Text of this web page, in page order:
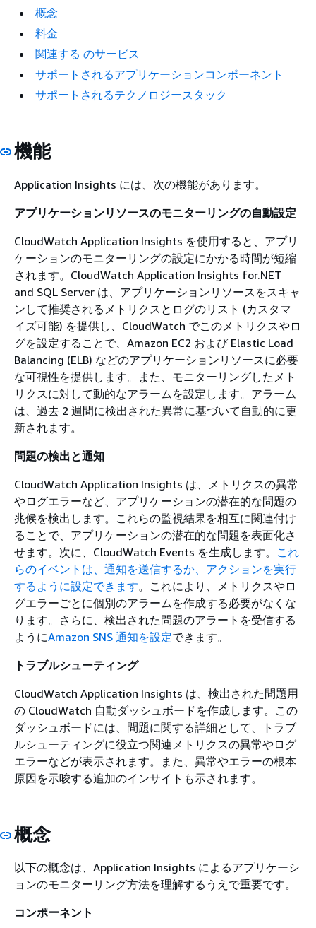
概念
料金
関連する のサービス
サポートされるアプリケーションコンポーネント
サポートされるテクノロジースタック
機能
Application Insights には、次の機能があります。
アプリケーションリソースのモニターリングの自動設定
CloudWatch Application Insights を使用すると、アプリ
ケーションのモニターリングの設定にかかる時間が短縮
されます。CloudWatch Application Insights for.NET
and SQL Server は、アプリケーションリソースをスキャ
ンして推奨されるメトリクスとログのリスト (カスタマ
イズ可能) を提供し、CloudWatch でこのメトリクスやロ
グを設定することで、Amazon EC2 および Elastic Load
Balancing (ELB) などのアプリケーションリソースに必要
な可視性を提供します。また、モニターリングしたメト
リクスに対して動的なアラームを設定します。アラーム
は、過去 2 週間に検出された異常に基づいて自動的に更
新されます。
問題の検出と通知
CloudWatch Application Insights は、メトリクスの異常
やログエラーなど、アプリケーションの潜在的な問題の
兆候を検出します。これらの監視結果を相互に関連付け
ることで、アプリケーションの潜在的な問題を表面化さ
せます。次に、CloudWatch Events を生成します。 これ
らのイベントは、通知を送信するか、アクションを実行
するように設定できます。これにより、メトリクスやロ
グエラーごとに個別のアラームを作成する必要がなくな
ります。さらに、検出された問題のアラートを受信する
ようにAmazon SNS 通知を設定できます。
トラブルシューティング
CloudWatch Application Insights は、検出された問題用
の CloudWatch 自動ダッシュボードを作成します。この
ダッシュボードには、問題に関する詳細として、トラブ
ルシューティングに役立つ関連メトリクスの異常やログ
エラーなどが表示されます。また、異常やエラーの根本
原因を示唆する追加のインサイトも示されます。
概念
以下の概念は、Application Insights によるアプリケーシ
ョンのモニターリング方法を理解するうえで重要です。
コンポーネント